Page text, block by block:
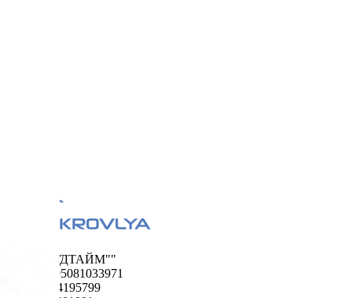
ООО "ФУДТАЙМ""
ОГРН 1195081033971
ИНН 5024195799